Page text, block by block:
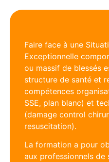
Faire face à une
Exceptionnelle
ou massif de blessés
structure de santé et
compétences
SSE, plan blanc) et
(damage control
resuscitation).
La formation a pour
aux professionnels de